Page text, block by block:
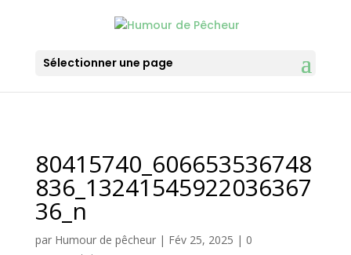
Sélectionner une page
80415740_606653536748
836_13241545922036367
36_n
par Humour de pêcheur| Fév 25, 2025 | 0